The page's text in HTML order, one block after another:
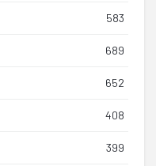
583
689
652
408
399